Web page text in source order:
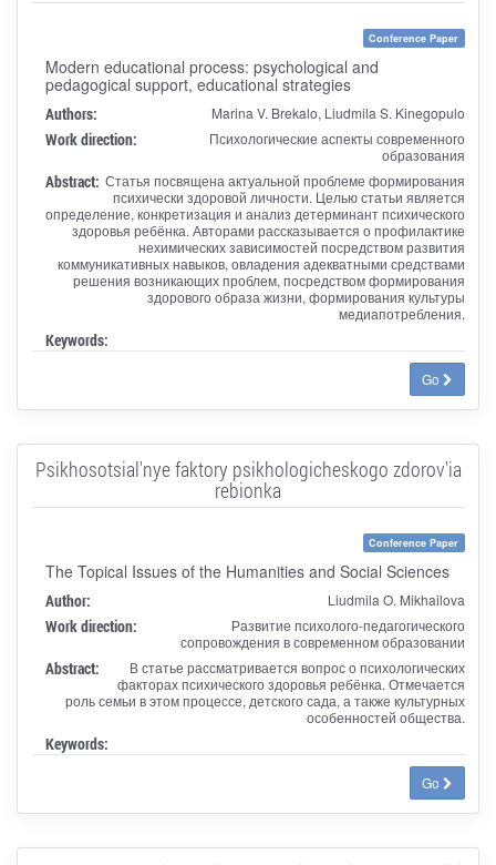
Conference Paper
Modern educational process: psychological and
pedagogical support, educational strategies
Authors: Marina V. Brekalo, Liudmila S. Kinegopulo
Work direction:
Психологические аспекты современного
образования
Abstract: Статья посвящена актуальной проблеме формирования
психически здоровой личности. Целью статьи является
определение, конкретизация и анализ детерминант психического
здоровья ребёнка. Авторами рассказывается о профилактике
нехимических зависимостей посредством развития
коммуникативных навыков, овладения адекватными средствами
решения возникающих проблем, посредством формирования
здорового образа жизни, формирования культуры
медиапотребления.
Keywords:
Go
Psikhosotsial'nye faktory psikhologicheskogo zdorov'ia
rebionka
Conference Paper
The Topical Issues of the Humanities and Social Sciences
Author: Liudmila O. Mikhailova
Work direction:
Развитие психолого-педагогического
сопровождения в современном образовании
Abstract:
В статье рассматривается вопрос о психологических
факторах психического здоровья ребёнка. Отмечается
роль семьи в этом процессе, детского сада, а также культурных
особенностей общества.
Keywords:
Go